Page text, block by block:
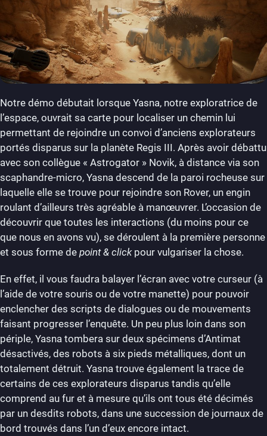
Notre démo débutait lorsque Yasna, notre exploratrice de
l’espace, ouvrait sa carte pour localiser un chemin lui
permettant de rejoindre un convoi d’anciens explorateurs
portés disparus sur la planète Regis III. Après avoir débattu
avec son collègue « Astrogator » Novik, à distance via son
scaphandre-micro, Yasna descend de la paroi rocheuse sur
laquelle elle se trouve pour rejoindre son Rover, un engin
roulant d’ailleurs très agréable à manœuvrer. L’occasion de
découvrir que toutes les interactions (du moins pour ce
que nous en avons vu), se déroulent à la première personne
et sous forme de point & clickpour vulgariser la chose.
En effet, il vous faudra balayer l’écran avec votre curseur (à
l’aide de votre souris ou de votre manette) pour pouvoir
enclencher des scripts de dialogues ou de mouvements
faisant progresser l’enquête. Un peu plus loin dans son
périple, Yasna tombera sur deux spécimens d’Antimat
désactivés, des robots à six pieds métalliques, dont un
totalement détruit. Yasna trouve également la trace de
certains de ces explorateurs disparus tandis qu’elle
comprend au fur et à mesure qu’ils ont tous été décimés
par un desdits robots, dans une succession de journaux de
bord trouvés dans l’un d’eux encore intact.